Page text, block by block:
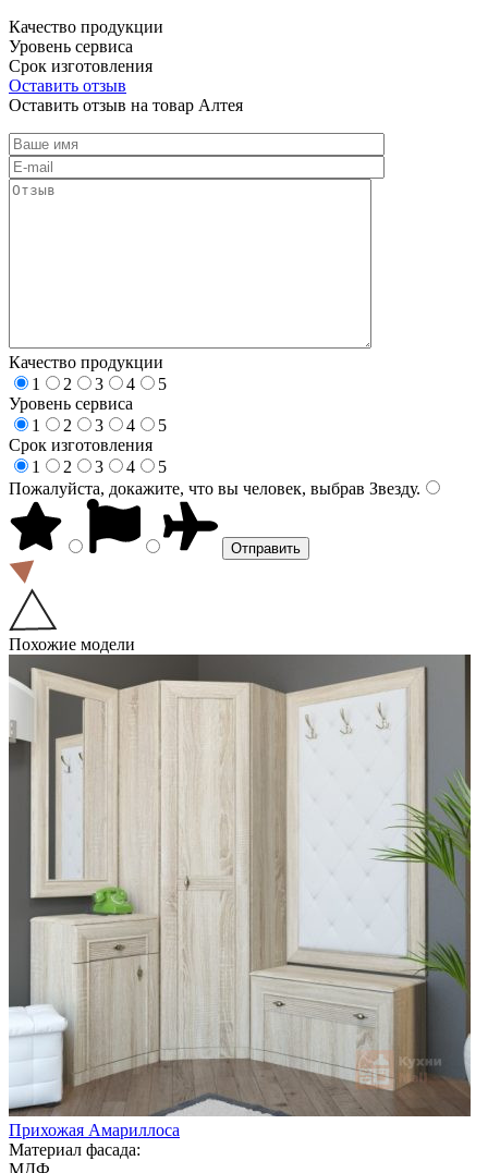
Качество продукции
Уровень сервиса
Срок изготовления
Оставить отзыв
Оставить отзыв на товар Алтея
Качество продукции
1
2 3 4
5
Уровень сервиса
1
2 3 4
5
Срок изготовления
1
2 3 4
5
Пожалуйста, докажите, что вы человек, выбрав Звезду.
Похожие модели
Прихожая Амариллоса
Материал фасада:
МДФ